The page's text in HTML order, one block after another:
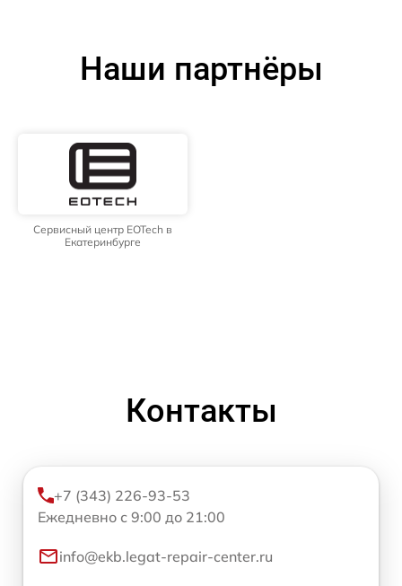
Наши партнёры
Сервисный центр EOTech в
Екатеринбурге
Контакты
+7 (343) 226-93-53
Ежедневно с 9:00 до 21:00
info@ekb.legat-repair-center.ru